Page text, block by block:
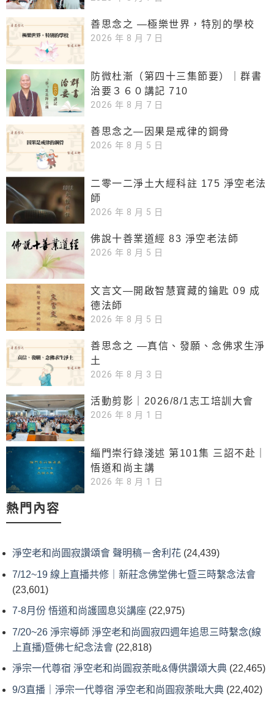
善思念之 —極樂世界，特別的學校
2026 年 8 月 7 日
防微杜漸（第四十三集節要）｜群書
治要３６０講記 710
2026 年 8 月 7 日
善思念之—因果是戒律的鋼骨
2026 年 8 月 5 日
二零一二淨土大經科註 175 淨空老法
師
2026 年 8 月 5 日
佛說十善業道經 83 淨空老法師
2026 年 8 月 5 日
文言文—開啟智慧寶藏的鑰匙 09 成
德法師
2026 年 8 月 5 日
善思念之 —真信、發願、念佛求生淨
土
2026 年 8 月 3 日
活動剪影｜2026/8/1志工培訓大會
2026 年 8 月 1 日
緇門崇行錄淺述 第101集 三詔不赴｜
悟道和尚主講
2026 年 8 月 1 日
熱門內容
淨空老和尚圓寂讚頌會 聲明稿－舍利花 (24,439)
7/12~19 線上直播共修｜新莊念佛堂佛七暨三時繫念法會
(23,601)
7-8月份 悟道和尚護國息災講座 (22,975)
7/20~26 淨宗導師 淨空老和尚圓寂四週年追思三時繫念(線
上直播)暨佛七紀念法會 (22,818)
淨宗一代尊宿 淨空老和尚圓寂荼毗&傳供讚頌大典 (22,465)
9/3直播｜淨宗一代尊宿 淨空老和尚圓寂荼毗大典 (22,402)